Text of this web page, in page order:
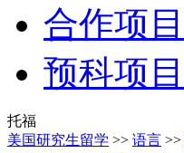
合作项目
预科项目
托福
美国研究生留学 >> 语言 >>